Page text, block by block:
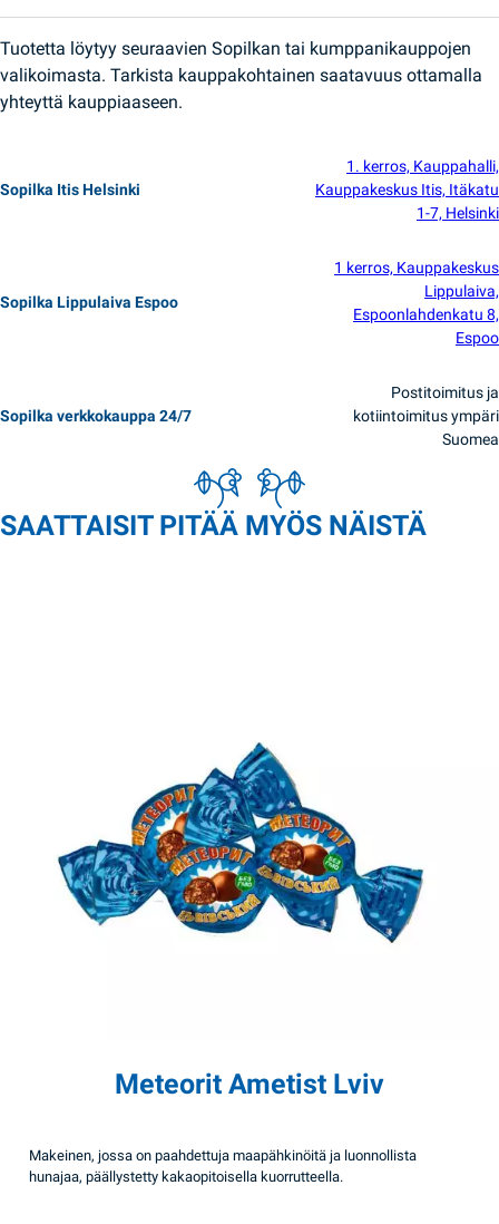
Tuotetta löytyy seuraavien Sopilkan tai kumppanikauppojen
valikoimasta. Tarkista kauppakohtainen saatavuus ottamalla
yhteyttä kauppiaaseen.
Sopilka Itis Helsinki
1. kerros, Kauppahalli,
Kauppakeskus Itis, Itäkatu
1-7, Helsinki
Sopilka Lippulaiva Espoo
1 kerros, Kauppakeskus
Lippulaiva,
Espoonlahdenkatu 8,
Espoo
Sopilka verkkokauppa 24/7
Postitoimitus ja
kotiintoimitus ympäri
Suomea
SAATTAISIT PITÄÄ MYÖS NÄISTÄ
Meteorit Ametist Lviv
Makeinen, jossa on paahdettuja maapähkinöitä ja luonnollista
hunajaa, päällystetty kakaopitoisella kuorrutteella.